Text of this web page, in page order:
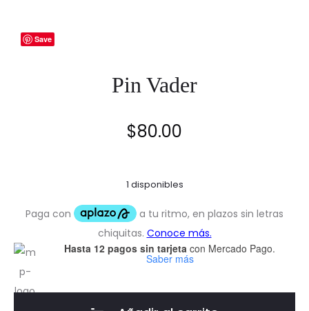
Save
Pin Vader
$80.00
1 disponibles
Hasta 12 pagos sin tarjeta con Mercado Pago.
Saber más